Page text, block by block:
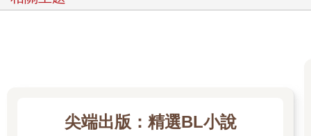
尖端出版：精選BL小說